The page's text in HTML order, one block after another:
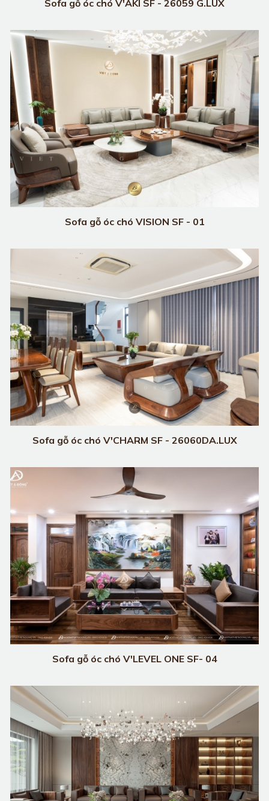
Sofa gỗ óc chó V'AKI SF - 26059 G.LUX
Sofa gỗ óc chó VISION SF - 01
Sofa gỗ óc chó V'CHARM SF - 26060DA.LUX
Sofa gỗ óc chó V'LEVEL ONE SF- 04